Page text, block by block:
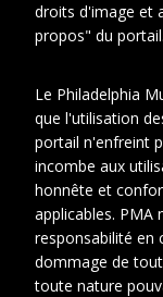
Cotes
extremes
Description
physique
Représenté
droits d'image et
propos" du portail.
Le Philadelphia
que l'utilisation
portail n'enfreint
incombe aux
honnête et
applicables. PMA
responsabilité en
dommage de
toute nature